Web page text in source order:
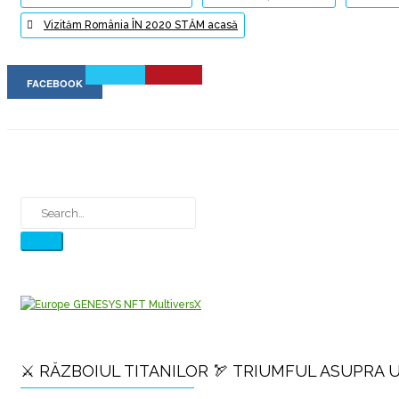
Vizităm România ÎN 2020 STĂM acasă
FACEBOOK
⚔️ RĂZBOIUL TITANILOR 🏹 TRIUMFUL ASUPRA